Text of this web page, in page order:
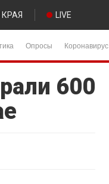
LIVE
Опросы Коронавирус
600